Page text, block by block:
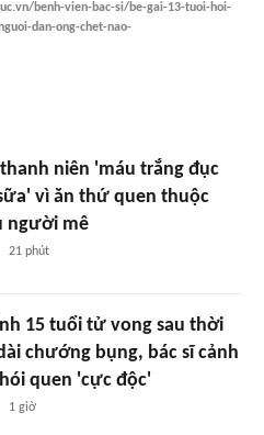
benh-vien-bac-si/be-gai-13-tuoi-hoi-
dan-ong-chet-nao-
niên 'máu trắng đục
vì ăn thứ quen thuộc
người mê
21 phút
15 tuổi tử vong sau thời
chướng bụng, bác sĩ cảnh
quen 'cực độc'
1 giờ